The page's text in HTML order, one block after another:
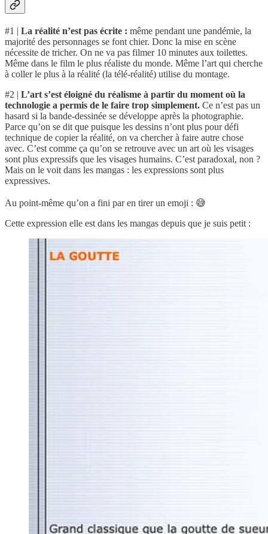
#1 | La réalité n’est pas écrite : même pendant une pandémie, la
majorité des personnages se font chier. Donc la mise en scène
nécessite de tricher. On ne va pas filmer 10 minutes aux toilettes.
Même dans le film le plus réaliste du monde. Même l’art qui cherche
à coller le plus à la réalité (la télé-réalité) utilise du montage.
#2 | L’art s’est éloigné du réalisme à partir du moment où la
technologie a permis de le faire trop simplement. Ce n’est pas un
hasard si la bande-dessinée se développe après la photographie.
Parce qu’on se dit que puisque les dessins n’ont plus pour défi
technique de copier la réalité, on va chercher à faire autre chose
avec. C’est comme ça qu’on se retrouve avec un art où les visages
sont plus expressifs que les visages humains. C’est paradoxal, non ?
Mais on le voit dans les mangas : les expressions sont plus
expressives.
Au point-même qu’on a fini par en tirer un emoji : 😅
Cette expression elle est dans les mangas depuis que je suis petit :